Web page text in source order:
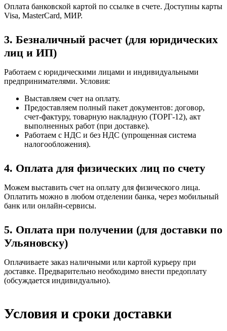
Оплата банковской картой по ссылке в счете. Доступны карты
Visa, MasterCard, МИР.
3. Безналичный расчет (для юридических
лиц и ИП)
Работаем с юридическими лицами и индивидуальными
предпринимателями. Условия:
Выставляем счет на оплату.
Предоставляем полный пакет документов: договор,
счет-фактуру, товарную накладную (ТОРГ-12), акт
выполненных работ (при доставке).
Работаем с НДС и без НДС (упрощенная система
налогообложения).
4. Оплата для физических лиц по счету
Можем выставить счет на оплату для физического лица.
Оплатить можно в любом отделении банка, через мобильный
банк или онлайн-сервисы.
5. Оплата при получении (для доставки по
Ульяновску)
Оплачиваете заказ наличными или картой курьеру при
доставке. Предварительно необходимо внести предоплату
(обсуждается индивидуально).
Условия и сроки доставки